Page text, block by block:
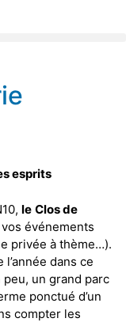
esprits
le Clos de
événements
privée à thème…).
dans ce
un grand parc
ponctué d’un
compter les